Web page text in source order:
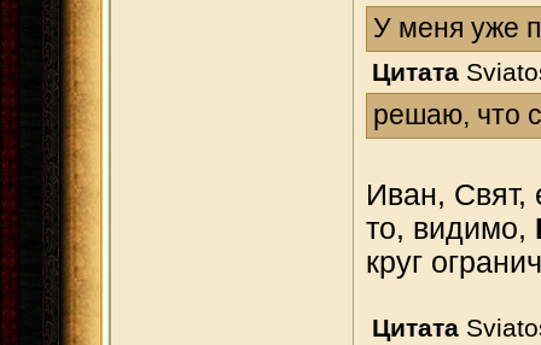
У меня уже
Цитата
решаю, что
Иван, Свят,
то, видимо,
круг
Цитата